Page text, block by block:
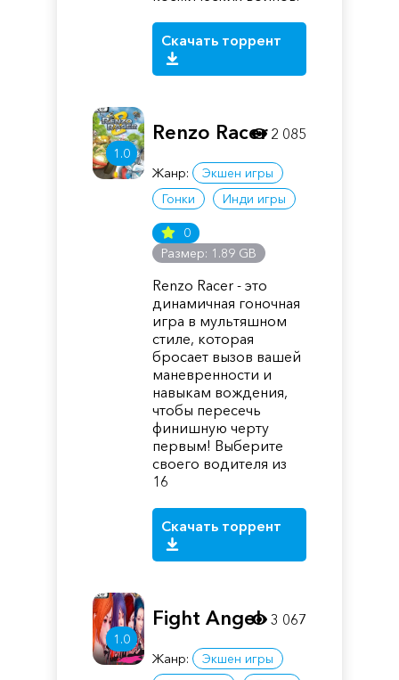
Скачать торрент
1.0
Renzo Racer
Жанр:
Экшен игры
Гонки
Инди игры
0
Размер: 1.89 GB
Renzo Racer - это
динамичная гоночная
игра в мультяшном
стиле, которая
бросает вызов вашей
маневренности и
навыкам вождения,
чтобы пересечь
финишную черту
первым! Выберите
своего водителя из
16
Скачать торрент
2 085
1.0
Fight Angel
Жанр:
Экшен игры
3 067